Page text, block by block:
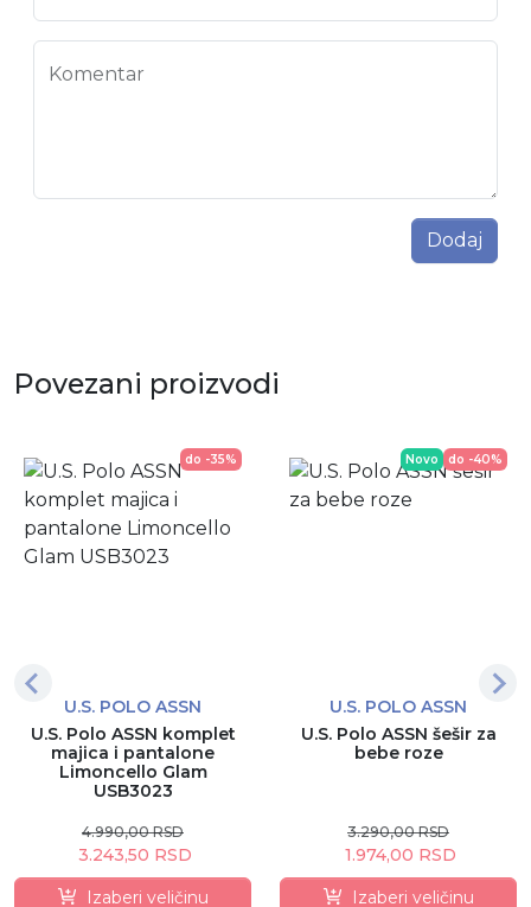
Komentar
Dodaj
Povezani proizvodi
do -35%
U.S. POLO ASSN
U.S. Polo ASSN komplet
majica i pantalone
Limoncello Glam
USB3023
4.990,00 RSD
3.243,50 RSD
Izaberi veličinu
Novo do -40%
U.S. POLO ASSN
U.S. Polo ASSN šešir za
bebe roze
3.290,00 RSD
1.974,00 RSD
Izaberi veličinu